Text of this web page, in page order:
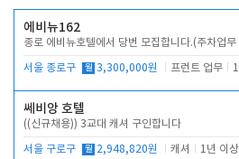
에비뉴162
종로 에비뉴호텔에서 당번 모집합니다.(주차업무
서울 종로구 월 3,300,000원 프런트 업무
쎄비앙 호텔
((신규채용)) 3교대 캐셔 구인합니다
서울 구로구 월 2,948,820원 캐셔 1년 이상